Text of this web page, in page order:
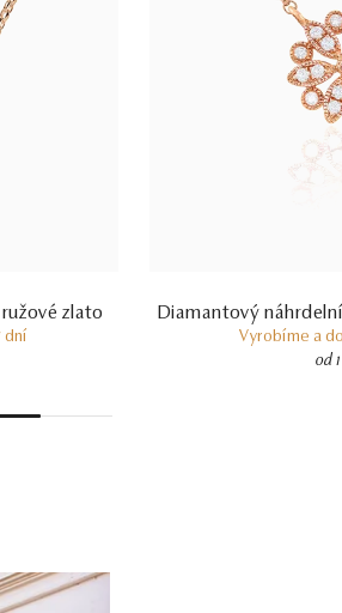
zlato
dní
Diamantový
Vyrobíme a
od